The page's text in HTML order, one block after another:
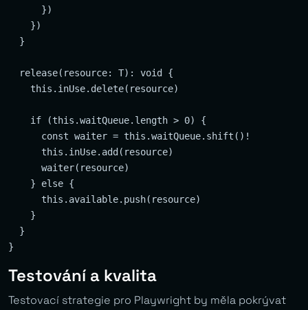
      })
    })
  }
  release(resource: T): void {
    this.inUse.delete(resource)
    if (this.waitQueue.length > 0) {
      const waiter = this.waitQueue.shift()!
      this.inUse.add(resource)
      waiter(resource)
    } else {
      this.available.push(resource)
    }
  }
Testování a kvalita
Testovací strategie pro Playwright by měla pokrývat